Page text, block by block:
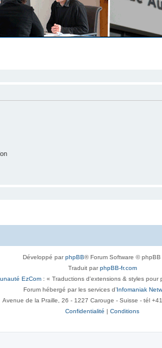
Développé parphpBB® Forum Software © phpBB
Traduit parphpBB-fr.com
EzCom : « Traductions d'extensions & styles pour
Forum hébergé par les services d’Infomaniak
Avenue de la Praille, 26 - 1227 Carouge - Suisse - tél
Confidentialité | Conditions